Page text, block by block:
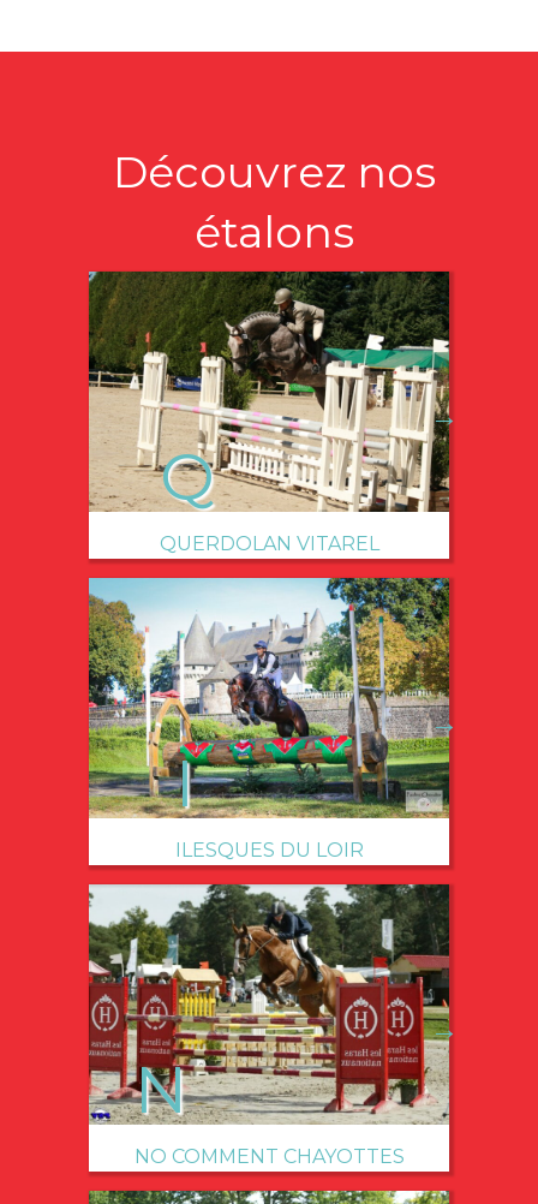
Découvrez nos
étalons
QUERDOLAN VITAREL
→
ILESQUES DU LOIR
→
NO COMMENT CHAYOTTES
→